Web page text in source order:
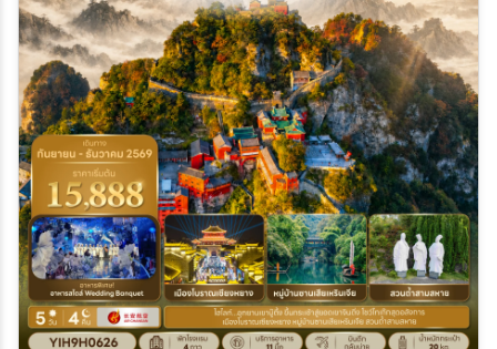
30 ต.ค. 69 - 03 พ.ย. 69
31 ต.ค. 69 - 04 พ.ย. 69
01 พ.ย. 69 - 05 พ.ย. 69
02 พ.ย. 69 - 06 พ.ย. 69
03 พ.ย. 69 - 07 พ.ย. 69
04 พ.ย. 69 - 08 พ.ย. 69
05 พ.ย. 69 - 09 พ.ย. 69
06 พ.ย. 69 - 10 พ.ย. 69
07 พ.ย. 69 - 11 พ.ย. 69
08 พ.ย. 69 - 12 พ.ย. 69
09 พ.ย. 69 - 13 พ.ย. 69
10 พ.ย. 69 - 14 พ.ย. 69
11 พ.ย. 69 - 15 พ.ย. 69
12 พ.ย. 69 - 16 พ.ย. 69
13 พ.ย. 69 - 17 พ.ย. 69
14 พ.ย. 69 - 18 พ.ย. 69
15 พ.ย. 69 - 19 พ.ย. 69
16 พ.ย. 69 - 20 พ.ย. 69
17 พ.ย. 69 - 21 พ.ย. 69
18 พ.ย. 69 - 22 พ.ย. 69
19 พ.ย. 69 - 23 พ.ย. 69
20 พ.ย. 69 - 24 พ.ย. 69
21 พ.ย. 69 - 25 พ.ย. 69
22 พ.ย. 69 - 26 พ.ย. 69
23 พ.ย. 69 - 27 พ.ย. 69
24 พ.ย. 69 - 28 พ.ย. 69
25 พ.ย. 69 - 29 พ.ย. 69
26 พ.ย. 69 - 30 พ.ย. 69
27 พ.ย. 69 - 01 ธ.ค. 69
28 พ.ย. 69 - 02 ธ.ค. 69